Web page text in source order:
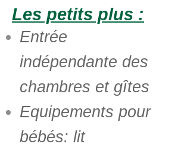
Les petits plus :
Entrée
indépendante des
chambres et gîtes
Equipements pour
bébés: lit